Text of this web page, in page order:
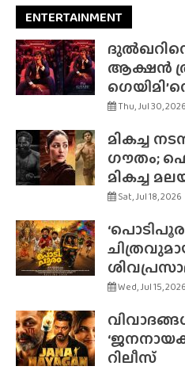
ENTERTAINMENT
ആക്ഷൻ
Thu, Jul 30, 2026
മികച്ച
ഗൗതം;
മികച്ച
Sat, Jul 18, 2026
Wed, Jul 15, 2026
റിലീസ്